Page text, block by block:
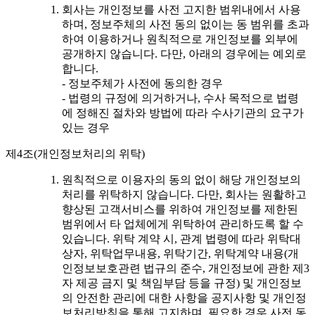
회사는 개인정보를 사전 고지한 범위내에서 사용
하며, 정보주체의 사전 동의 없이는 동 범위를 초과
하여 이용하거나 원칙적으로 개인정보를 외부에
공개하지 않습니다. 다만, 아래의 경우에는 예외로
합니다.
- 정보주체가 사전에 동의한 경우
- 법령의 규정에 의거하거나, 수사 목적으로 법령
에 정해진 절차와 방법에 따라 수사기관의 요구가
있는 경우
제4조(개인정보처리의 위탁)
원칙적으로 이용자의 동의 없이 해당 개인정보의
처리를 위탁하지 않습니다. 다만, 회사는 원활하고
향상된 고객서비스를 위하여 개인정보를 제한된
범위에서 타 업체에게 위탁하여 관리하도록 할 수
있습니다. 위탁 계약 시, 관계 법령에 따라 위탁대
상자, 위탁업무내용, 위탁기간, 위탁계약 내용(개
인정보보호관련 법규의 준수, 개인정보에 관한 제3
자 제공 금지 및 책임부담 등을 규정) 및 개인정보
의 안전한 관리에 대한 사항을 공지사항 및 개인정